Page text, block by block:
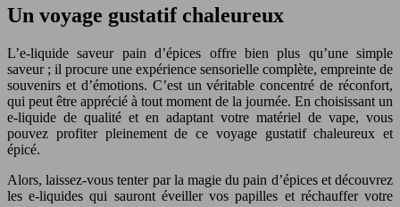
Un voyage gustatif chaleureux
L’e-liquide saveur pain d’épices offre bien plus qu’une simple
saveur ; il procure une expérience sensorielle complète, empreinte de
souvenirs et d’émotions. C’est un véritable concentré de réconfort,
qui peut être apprécié à tout moment de la journée. En choisissant un
e-liquide de qualité et en adaptant votre matériel de vape, vous
pouvez profiter pleinement de ce voyage gustatif chaleureux et
épicé.
Alors, laissez-vous tenter par la magie du pain d’épices et découvrez
les e-liquides qui sauront éveiller vos papilles et réchauffer votre